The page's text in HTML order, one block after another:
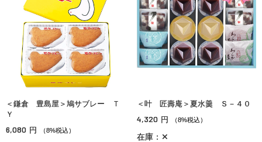
＜鎌倉 豊島屋＞鳩サブレー Ｔ
Ｙ
6,080 円 （8%税込）
＜叶 匠壽庵＞夏水羹 Ｓ－４０
4,320 円 （8%税込）
在庫：✕